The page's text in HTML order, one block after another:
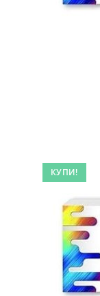
КУПИ!